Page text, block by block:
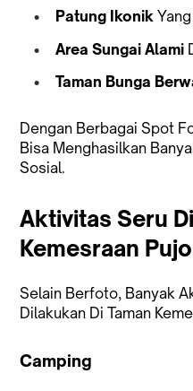
Patung Ikonik
Area Sungai Alami
Taman Bunga
Dengan Berbagai Spot
Bisa Menghasilkan
Sosial.
Aktivitas Seru
Kemesraan
Selain Berfoto, Banyak
Dilakukan Di Taman
Camping